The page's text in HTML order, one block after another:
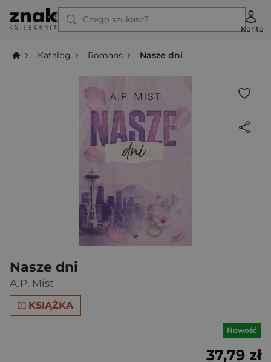
Czego szukasz?
Konto
Katalog Romans Nasze dni
Nasze dni
A.P. Mist
KSIĄŻKA
Nowość
37,79 zł